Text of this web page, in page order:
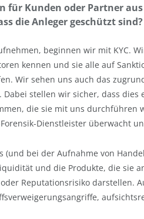
für Kunden oder Partner
die Anleger geschützt sind?
beginnen wir mit KYC.
kennen und sie alle auf
Wir sehen uns auch das
stellen wir sicher, dass
die sie mit uns durchführen
Dienstleister überwacht
(und bei der Aufnahme von
und die Produkte, die sie
Reputationsrisiko darstellen.